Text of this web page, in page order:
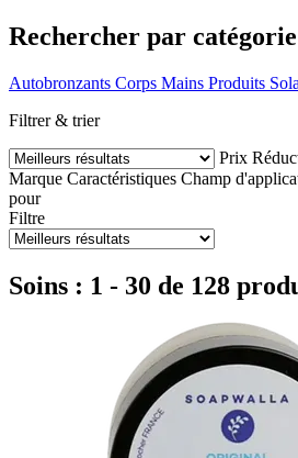
Rechercher par catégorie
Autobronzants Corps Mains Produits
Filtrer & trier
Prix
Marque Caractéristiques Champ
pour
Filtre
Soins : 1 - 30 de 128